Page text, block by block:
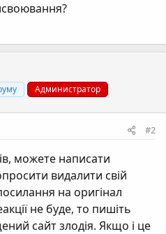
Администратор
#2
можете написати
видалити свій
на оригінал
не буде, то пишіть
сайт злодія. Якщо і це